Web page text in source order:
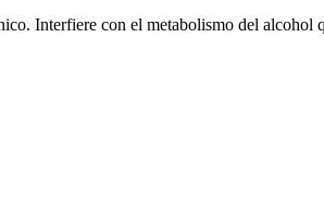
Interfiere con el metabolismo del alcohol